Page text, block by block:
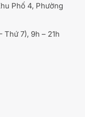
Phố 4, Phường
Thứ 7), 9h – 21h